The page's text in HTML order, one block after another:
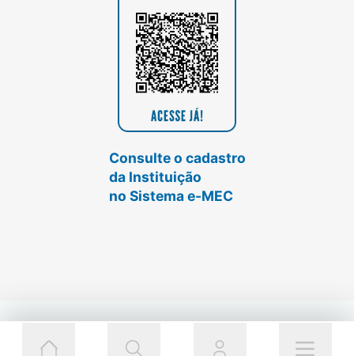
Consulte o cadastro
da Instituição
no Sistema e-MEC